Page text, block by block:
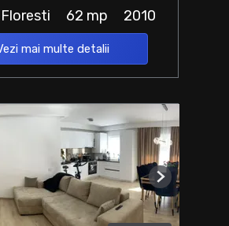
62 mp 2010
mai multe detalii
Next